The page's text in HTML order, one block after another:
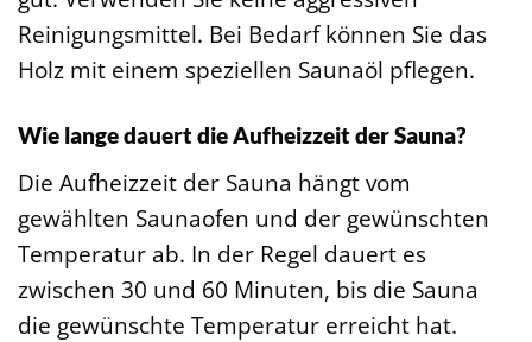
Reinigungsmittel. Bei Bedarf können Sie das
Holz mit einem speziellen Saunaöl pflegen.
Wie lange dauert die Aufheizzeit der Sauna?
Die Aufheizzeit der Sauna hängt vom
gewählten Saunaofen und der gewünschten
Temperatur ab. In der Regel dauert es
zwischen 30 und 60 Minuten, bis die Sauna
die gewünschte Temperatur erreicht hat.